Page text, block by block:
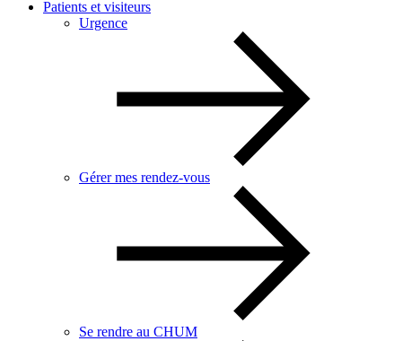
Patients et visiteurs
Urgence
Gérer mes rendez-vous
Se rendre au CHUM